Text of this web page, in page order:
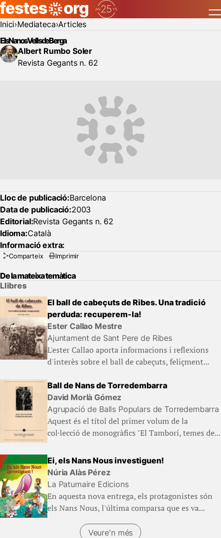
Inici Mediateca Articles
Els Nanos Vells de Berga
Albert Rumbo Soler
Revista Gegants n. 62
Lloc de publicació:Barcelona
Data de publicació:2003
Editorial:Revista Gegants n. 62
Idioma:Català
Informació extra:
Comparteix Imprimir
De la mateixa temàtica
Llibres
El ball de cabeçuts de Ribes. Una tradició
perduda: recuperem-la!
Ester Callao Mestre
Ajuntament de Sant Pere de Ribes
L'ester Callao aporta informacions i reflexions
d'interès sobre el ball de cabeçuts, feliçment...
Ball de Nans de Torredembarra
David Morlà Gómez
Agrupació de Balls Populars de Torredembarra
Aquest és el títol del primer volum de la
col·lecció de monogràfics "El Tamborí, temes de...
Ei, els Nans Nous investiguen!
Núria Alàs Pérez
La Patumaire Edicions
En aquesta nova entrega, els protagonistes són
els Nans Nous, l'última comparsa que es va...
Veure'n més